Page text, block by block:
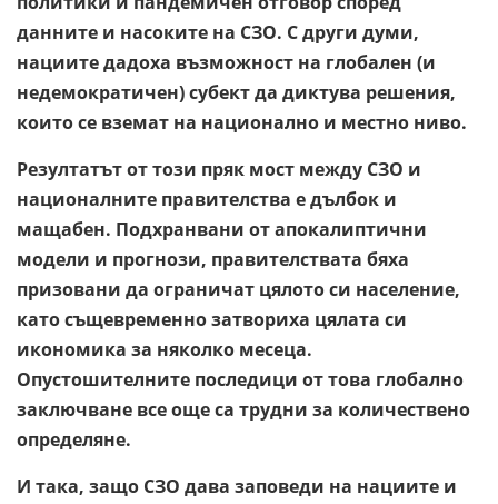
данните и насоките на СЗО. С други думи,
нациите дадоха възможност на глобален (и
недемократичен) субект да диктува решения,
които се вземат на национално и местно ниво.
Резултатът от този пряк мост между СЗО и
националните правителства е дълбок и
мащабен. Подхранвани от апокалиптични
модели и прогнози, правителствата бяха
призовани да ограничат цялото си население,
като същевременно затвориха цялата си
икономика за няколко месеца.
Опустошителните последици от това глобално
заключване все още са трудни за количествено
определяне.
И така, защо СЗО дава заповеди на нациите и